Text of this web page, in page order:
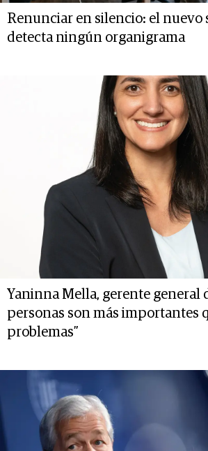
Renunciar en silencio: el nuevo
detecta ningún organigrama
Yaninna Mella, gerente general
personas son más importantes
problemas”